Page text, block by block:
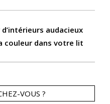
audacieux
couleur dans votre lit
VOUS ?